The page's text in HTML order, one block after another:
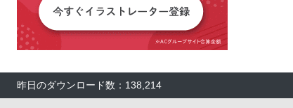
昨日のダウンロード数：138,214